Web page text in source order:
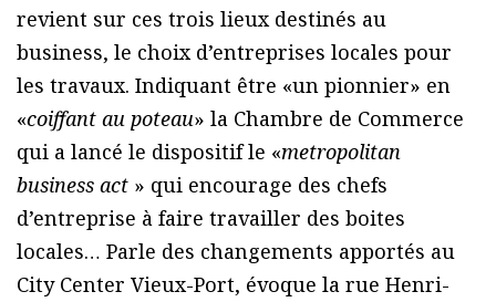
revient sur ces trois lieux destinés au
business, le choix d’entreprises locales pour
les travaux. Indiquant être «un pionnier» en
«coiffant au poteau» la Chambre de Commerce
qui a lancé le dispositif le «metropolitan
business act » qui encourage des chefs
d’entreprise à faire travailler des boites
locales… Parle des changements apportés au
City Center Vieux-Port, évoque la rue Henri-